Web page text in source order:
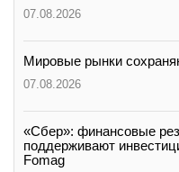
07.08.2026
Мировые рынки
07.08.2026
«Сбер»: финансовые
поддерживают
Fomag